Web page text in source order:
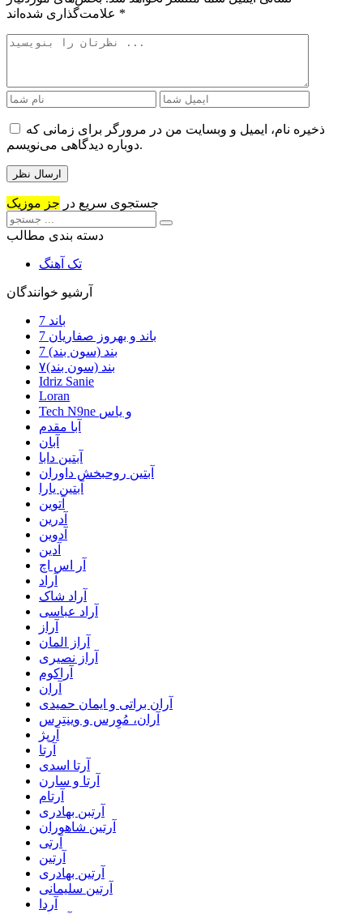
*
ذخیره نام، ایمیل و وبسایت من در مرورگر برای زمانی که
دوباره دیدگاهی می‌نویسم.
جستجوی سریع در جز موزیک
دسته بندی مطالب
تک آهنگ
آرشیو خوانندگان
7 باند
7 باند و بهروز صفاریان
7 بند (سون بند)
۷بند (سون بند)
Idriz Sanie
Loran
Tech N9ne و یاس
آبا مقدم
آبان
آبتین دابا
آبتین روحبخش داوران
آبتین یارا
آتوین
آدرین
آدوین
آدین
آر اس اچ
آراد
آراد شاک
آراد عباسی
آراز
آراز المان
آراز نصیری
آراکوم
آران
آران براتی و ایمان حمیدی
آران، مُوِرس و وینتِرس
آرپژ
آرتا
آرتا اسدی
آرتا و سارن
آرتام
آرتبن بهادری
آرتين شاهوران
آرتی
آرتین
آرتین بهادری
آرتین سلیمانی
آردا